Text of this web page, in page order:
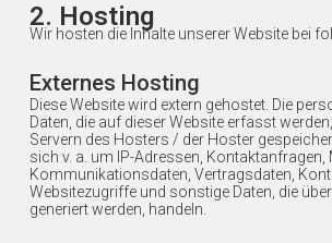
2. Hosting
Wir hosten die Inhalte unserer Website bei
Externes Hosting
Diese Website wird extern gehostet. Die
Daten, die auf dieser Website erfasst
Servern des Hosters / der Hoster
sich v. a. um IP-Adressen, Kontaktanfragen,
Kommunikationsdaten, Vertragsdaten,
Websitezugriffe und sonstige Daten, die
generiert werden, handeln.